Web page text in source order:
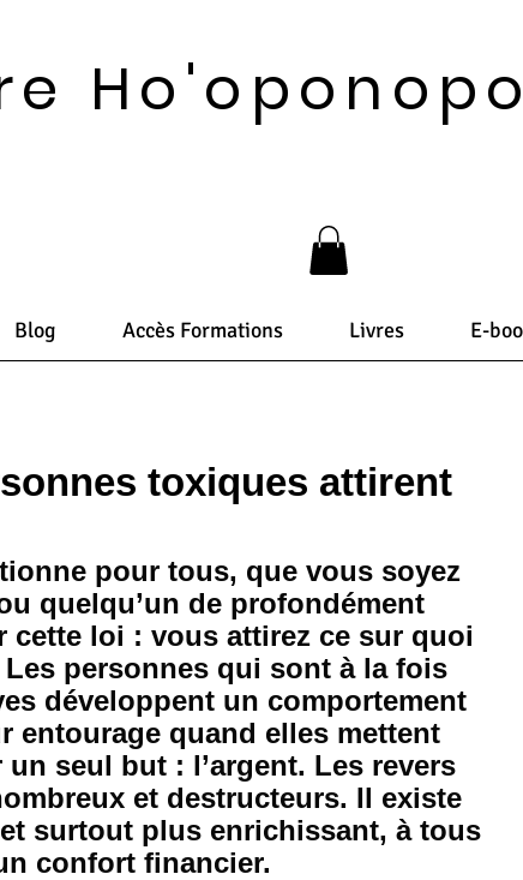
Blog Accès Formations Livres E-
toxiques attirent
pour tous, que vous soyez
quelqu’un de profondément
cette loi : vous attirez ce sur quoi
personnes qui sont à la fois
développent un comportement
entourage quand elles mettent
seul but : l’argent. Les revers
et destructeurs. Il existe
surtout plus enrichissant, à tous
confort financier.